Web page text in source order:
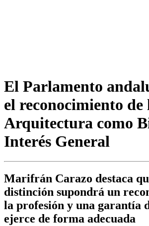
El Parlamento
el reconocimiento de
Arquitectura como
Interés General
Marifrán Carazo destaca
distinción supondrá un
la profesión y una garantía
ejerce de forma adecuada